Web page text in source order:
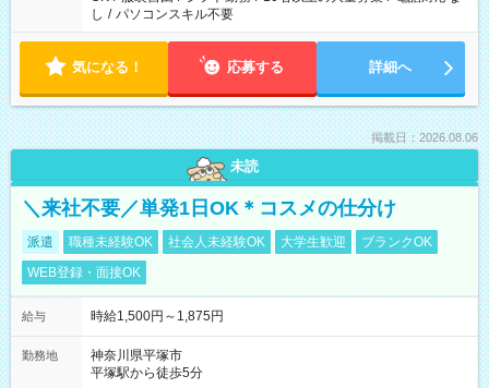
し / パソコンスキル不要
気になる！ 応募する 詳細へ
掲載日：2026.08.06
未読
＼来社不要／単発1日OK＊コスメの仕分け
派遣 職種未経験OK 社会人未経験OK 大学生歓迎
ブランクOK
WEB登録・面接OK
給与 時給1,500円～1,875円
勤務地
神奈川県平塚市
平塚駅から徒歩5分